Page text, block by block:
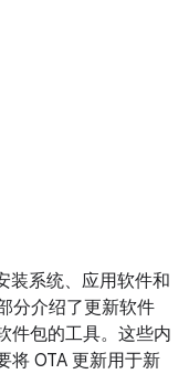
装系统、应用软件和
分介绍了更新软件
件包的工具。这些内
将 OTA 更新用于新